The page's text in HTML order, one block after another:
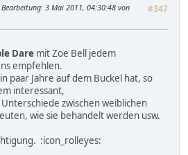
#347
: 3 Mai 2011, 04:30:48 von
Dare mit Zoe Bell jedem
empfehlen.
paar Jahre auf dem Buckel hat, so
interessant,
zwischen weiblichen
wie sie behandelt werden usw.
:icon_rolleyes: